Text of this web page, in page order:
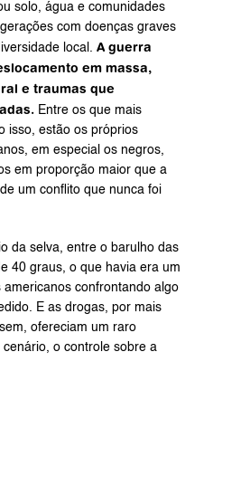
solo, água e comunidades
com doenças graves
local. A guerra
em massa,
e traumas que
Entre os que mais
isso, estão os próprios
em especial os negros,
em proporção maior que a
um conflito que nunca foi
da selva, entre o barulho das
40 graus, o que havia era um
americanos confrontando algo
E as drogas, por mais
ofereciam um raro
o controle sobre a